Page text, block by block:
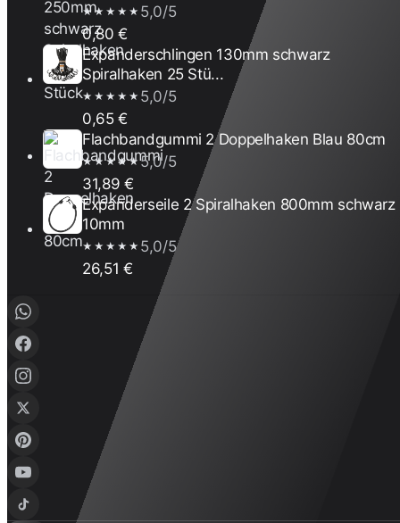
★★★★★ 5,0/5
0,80 €
Expanderschlingen 130mm schwarz
Spiralhaken 25 Stü...
★★★★★ 5,0/5
0,65 €
Flachbandgummi 2 Doppelhaken Blau 80cm
★★★★★5,0/5
31,89 €
Expanderseile 2 Spiralhaken 800mm schwarz
10mm
★★★★★ 5,0/5
26,51 €